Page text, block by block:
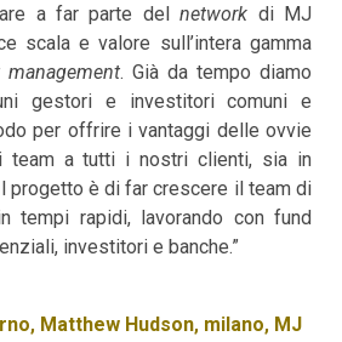
a far parte delnetwork di MJ
scala e valore sull’intera gamma
management. Già da tempo diamo
gestori e investitori comuni e
per offrire i vantaggi delle ovvie
team a tutti i nostri clienti, sia in
progetto è di far crescere il team di
tempi rapidi, lavorando con fund
investitori e banche.”
, Matthew Hudson, milano, MJ